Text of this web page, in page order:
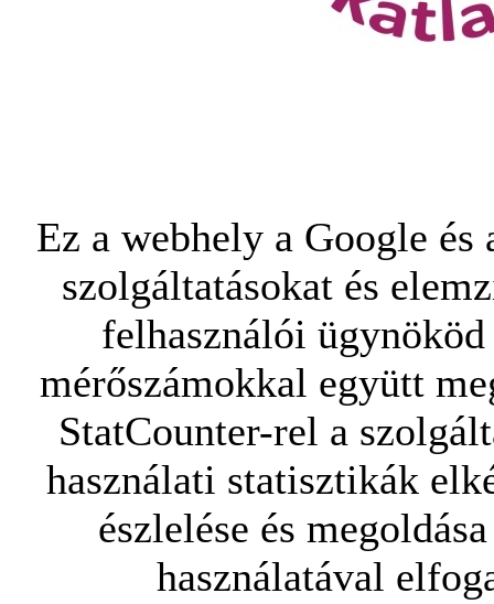
Ez a webhely a Google
szolgáltatásokat és
felhasználói
mérőszámokkal együtt
StatCounter-rel a
használati statisztikák
észlelése és
használatával